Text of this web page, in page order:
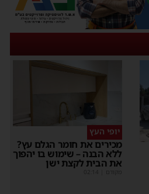
יופי העץ
מכירים את חומר הגלם עץ?
ללא הבנה – שימוש בו יהפוך
את הבית לקצת ישן
מקודם